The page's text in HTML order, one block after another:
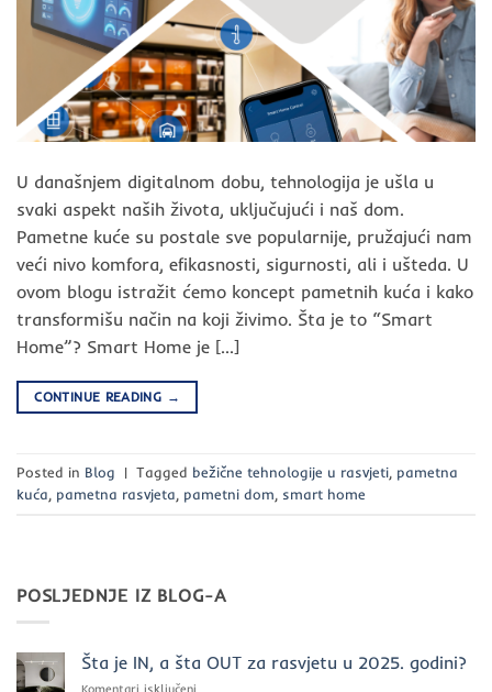
U današnjem digitalnom dobu, tehnologija je ušla u
svaki aspekt naših života, uključujući i naš dom.
Pametne kuće su postale sve popularnije, pružajući nam
veći nivo komfora, efikasnosti, sigurnosti, ali i ušteda. U
ovom blogu istražit ćemo koncept pametnih kuća i kako
transformišu način na koji živimo. Šta je to “Smart
Home”? Smart Home je […]
CONTINUE READING →
Posted in Blog | Tagged bežične tehnologije u rasvjeti, pametna
kuća, pametna rasvjeta, pametni dom, smart home
POSLJEDNJE IZ BLOG-A
Šta je IN, a šta OUT za rasvjetu u 2025. godini?